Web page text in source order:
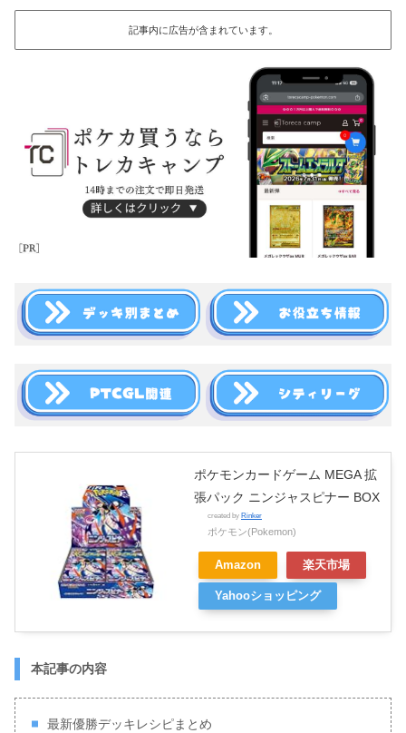
記事内に広告が含まれています。
ポケモンカードゲーム MEGA 拡
張パック ニンジャスピナー BOX
created by Rinker
ポケモン(Pokemon)
Amazon 楽天市場
Yahooショッピング
本記事の内容
最新優勝デッキレシピまとめ